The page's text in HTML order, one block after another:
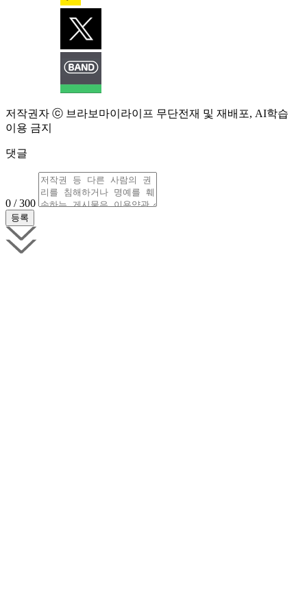
저작권자 ⓒ 브라보마이라이프 무단전재 및 재배포, AI학습
이용 금지
댓글
0 / 300